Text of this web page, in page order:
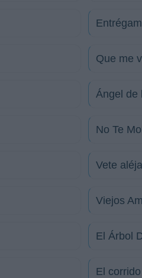
Que me
Ángel de
No Te
Vete
Viejos
El Árbol
El